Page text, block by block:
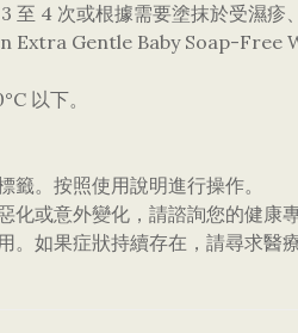
至 4 次或根據需要塗抹於受濕疹
Extra Gentle Baby Soap-Free
以下。
籤。按照使用說明進行操作。
化或意外變化，請諮詢您的健康專
。如果症狀持續存在，請尋求醫